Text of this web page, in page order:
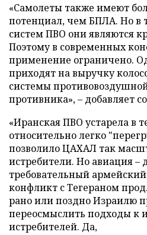
«Самолеты также имеют
потенциал, чем БПЛА. Но в
систем ПВО они являются
Поэтому в современных
применение ограничено.
приходят на выручку
системы
противника», – добавляет
«Иранская ПВО устарела в
относительно легко
позволило ЦАХАЛ так
истребители. Но авиация –
требовательный армейский
конфликт с Тегераном
рано или поздно Израилю
переосмыслить подходы к
истребителей. Да,